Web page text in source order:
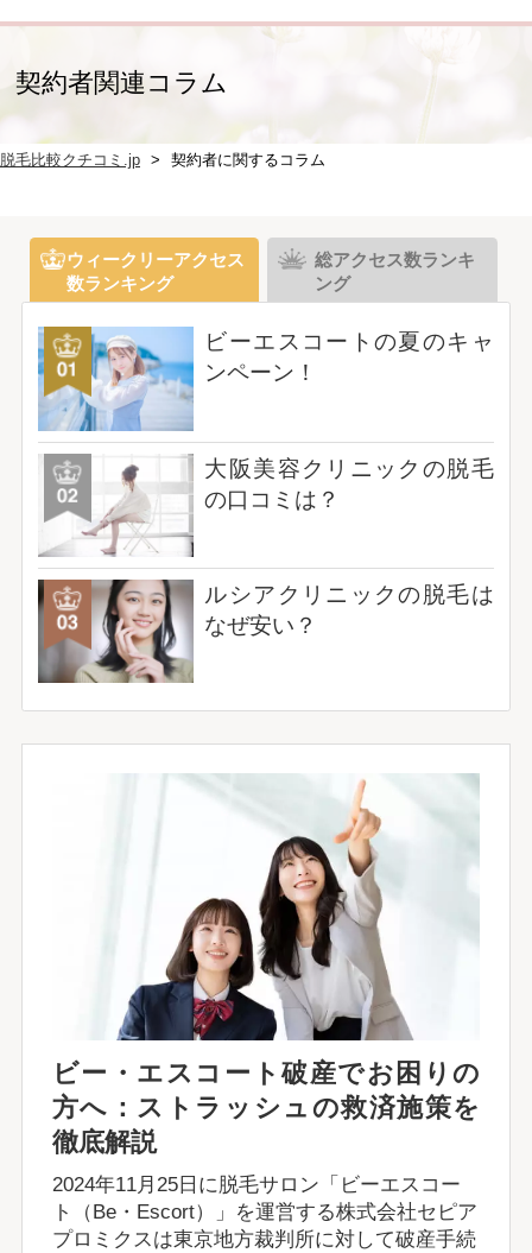
契約者関連コラム
脱毛比較クチコミ.jp 契約者に関するコラム
ウィークリーアクセス
数ランキング
総アクセス数ランキ
ング
ビーエスコートの夏のキャ
ンペーン！
大阪美容クリニックの脱毛
の口コミは？
ルシアクリニックの脱毛は
なぜ安い？
ビー・エスコート破産でお困りの
方へ：ストラッシュの救済施策を
徹底解説
2024年11月25日に脱毛サロン「ビーエスコー
ト（Be・Escort）」を運営する株式会社セピア
プロミクスは東京地方裁判所に対して破産手続